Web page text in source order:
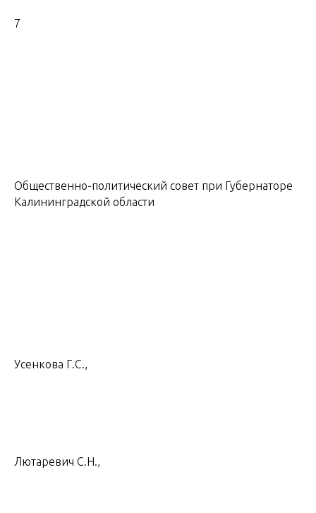
7
Общественно-политический совет при Губернаторе
Калининградской области
Усенкова Г.С.,
Лютаревич С.Н.,